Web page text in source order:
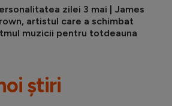
zilei 3 mai | James
artistul care a schimbat
muzicii pentru totdeauna
știri